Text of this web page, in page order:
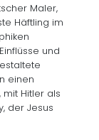
Maler,
Häftling im
und
einen
Hitler als
der Jesus